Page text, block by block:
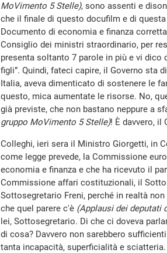
MoVimento 5 Stelle), sono assenti e
che il finale di questo docufilm e di
Documento di economia e finanza
Consiglio dei ministri straordinario, per
presenta soltanto 7 parole in più e vi dico
figli”. Quindi, fateci capire, il Governo sta
Italia, aveva dimenticato di sostenere le
questo, mica aumentate le risorse. No,
già previste, che non bastano neppure a
gruppo MoVimento 5 Stelle)! È davvero, il
Colleghi, ieri sera il Ministro Giorgetti, in
come legge prevede, la Commissione
economia e finanza e che ha ricevuto il
Commissione affari costituzionali, il
Sottosegretario Freni, perché in realtà
che quel parere c'è (Applausi dei deputati
lei, Sottosegretario. Di che ci doveva
di cosa? Davvero non sarebbero
tanta incapacità, superficialità e